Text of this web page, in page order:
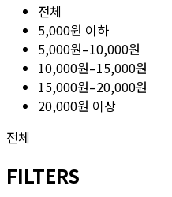
전체
5,000원 이하
5,000원–10,000원
10,000원–15,000원
15,000원–20,000원
20,000원 이상
전체
FILTERS